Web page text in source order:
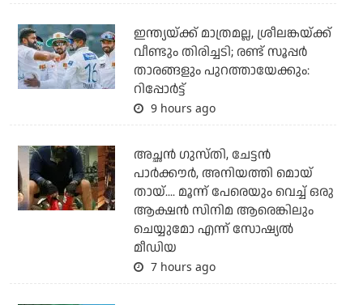
ഇന്ത്യയ്ക്ക് മാത്രമല്ല, ശ്രീലങ്കയ്ക്ക്
വീണ്ടും തിരിച്ചടി; രണ്ട് സൂപ്പര്‍
താരങ്ങളും പുറത്തായേക്കും:
റിപ്പോര്‍ട്ട്
9 hours ago
അച്ഛന്‍ ഗുസ്തി, ചേട്ടന്‍
പാര്‍ക്കൗര്‍, അനിയത്തി മൊയ്
തായ്.... മൂന്ന് പേരെയും വെച്ച് ഒരു
ആക്ഷന്‍ സിനിമ ആരെങ്കിലും
ചെയ്യുമോ എന്ന് സോഷ്യല്‍
മീഡിയ
7 hours ago